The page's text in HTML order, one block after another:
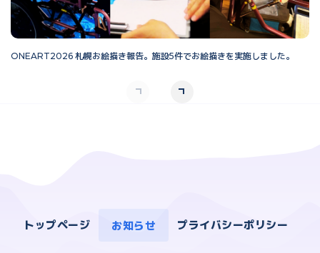
ONEART2026 札幌お絵描き報告。施設5件でお絵描きを実施しました。
トップページ お知らせ プライバシーポリシー